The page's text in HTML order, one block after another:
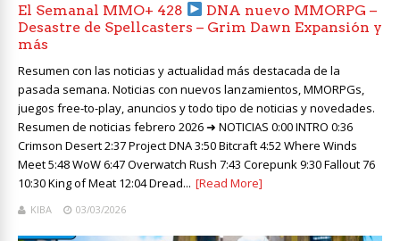
El Semanal MMO+ 428
DNA nuevo MMORPG –
Desastre de Spellcasters – Grim Dawn Expansión y
más
Resumen con las noticias y actualidad más destacada de la
pasada semana. Noticias con nuevos lanzamientos, MMORPGs,
juegos free-to-play, anuncios y todo tipo de noticias y novedades.
Resumen de noticias febrero 2026 ➜ NOTICIAS 0:00 INTRO 0:36
Crimson Desert 2:37 Project DNA 3:50 Bitcraft 4:52 Where Winds
Meet 5:48 WoW 6:47 Overwatch Rush 7:43 Corepunk 9:30 Fallout 76
10:30 King of Meat 12:04 Dread... [Read More]
KIBA 03/03/2026